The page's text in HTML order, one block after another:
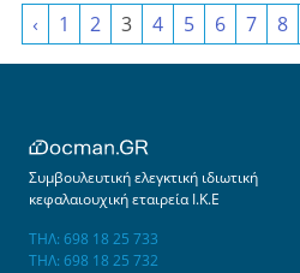
‹ 1 2 3 4 5 6 7 8
Συμβουλευτική ελεγκτική ιδιωτική
κεφαλαιουχική εταιρεία Ι.Κ.Ε
ΤΗΛ: 698 18 25 733
ΤΗΛ: 698 18 25 732